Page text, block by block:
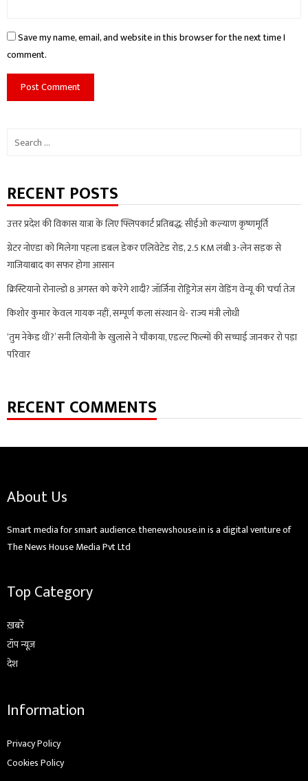
Save my name, email, and website in this browser for the next time I
comment.
Search
RECENT POSTS
उत्तर प्रदेश की विकास यात्रा के लिए फ्लिपकार्ट प्रतिबद्ध: सीईओ कल्याण कृष्णमूर्ति
ग्रेटर नोएडा को मिलेगा पहला डबल डेकर एलिवेटेड रोड, 2.5 KM लंबी 3-लेन सड़क से
गाजियाबाद का सफर होगा आसान
क्रिस्टियानो रोनाल्डो 8 अगस्त को करेंगे शादी? जॉर्जिना रोड्रिगेज संग वेडिंग वेन्यू की चर्चा तेज
किशोर कुमार केवल गायक नहीं, सम्पूर्ण कला संस्थान थे- राज्य मंत्री लोधी
‘तुम नेकेड थीं?’ सनी लियोनी के खुलासे ने चौंकाया, एडल्ट फिल्मों की सच्चाई जानकर रो पड़ा
परिवार
RECENT COMMENTS
About Us
Smart media for smart audience. thenewshouse.in is a digital venture of
The News House Media Pvt Ltd
Top Category
ख़बरें
टॉप न्यूज़
देश
Information
Privacy Policy
Cookies Policy